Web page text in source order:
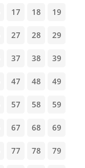
17 18 19
27 28 29
37 38 39
47 48 49
57 58 59
67 68 69
77 78 79